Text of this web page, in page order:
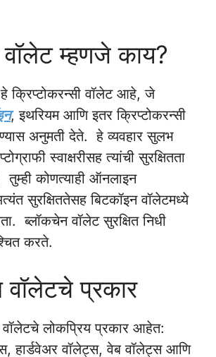
म्हणजे काय?
क्रिप्टोकरन्सी वॉलेट आहे, जे
, इथरियम आणि इतर क्रिप्टोकरन्सी
अनुमती देते. हे व्यवहार सुलभ
स्वाक्षरीसह त्यांची सुरक्षितता
कोणत्याही ऑनलाइन
सुरक्षिततेसह बिटकॉइन वॉलेटमध्ये
ब्लॉकचेन वॉलेट सुरक्षित निधी
करते.
वॉलेटचे प्रकार
वॉलेटचे लोकप्रिय प्रकार आहेत:
हार्डवेअर वॉलेट्स, वेब वॉलेट्स आणि